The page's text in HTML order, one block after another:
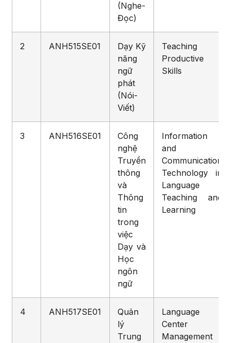
(Nghe-
Đọc)
2 ANH515SE01
Dạy Kỹ
năng
ngữ
phát
(Nói-
Viết)
Teaching
Productive
Skills
3 ANH516SE01
Công
nghệ
Truyền
thông
và
Thông
tin
trong
việc
Dạy và
Học
ngôn
ngữ
Information
and
Communication
Technology in
Language
Teaching and
Learning
4 ANH517SE01
Quản
lý
Trung
Language
Center
Management